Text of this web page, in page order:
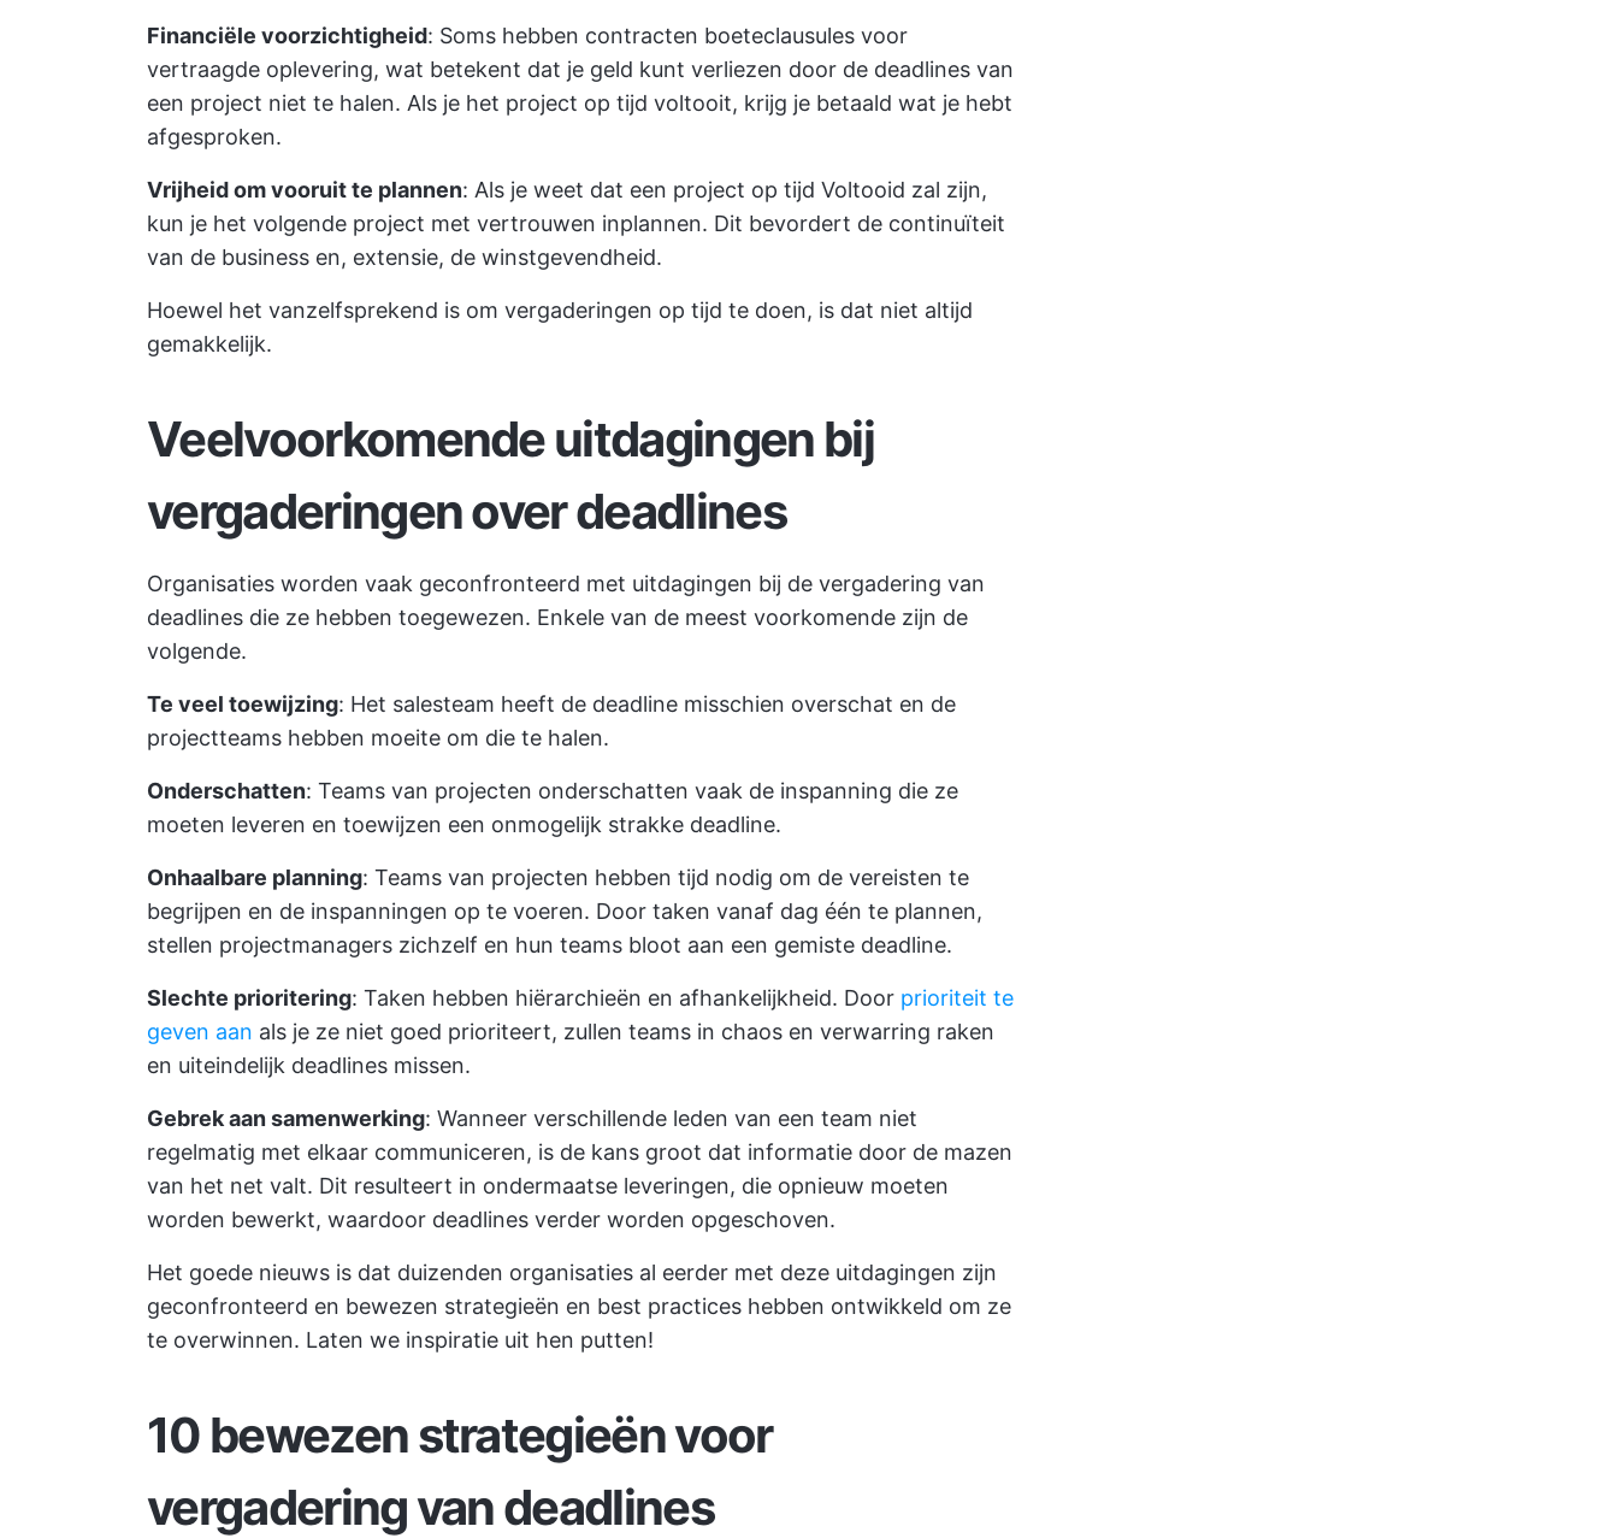
Financiële voorzichtigheid: Soms hebben contracten boeteclausules voor
vertraagde oplevering, wat betekent dat je geld kunt verliezen door de deadlines van
een project niet te halen. Als je het project op tijd voltooit, krijg je betaald wat je hebt
afgesproken.
Vrijheid om vooruit te plannen: Als je weet dat een project op tijd Voltooid zal zijn,
kun je het volgende project met vertrouwen inplannen. Dit bevordert de continuïteit
van de business en, extensie, de winstgevendheid.
Hoewel het vanzelfsprekend is om vergaderingen op tijd te doen, is dat niet altijd
gemakkelijk.
Veelvoorkomende uitdagingen bij
vergaderingen over deadlines
Organisaties worden vaak geconfronteerd met uitdagingen bij de vergadering van
deadlines die ze hebben toegewezen. Enkele van de meest voorkomende zijn de
volgende.
Te veel toewijzing: Het salesteam heeft de deadline misschien overschat en de
projectteams hebben moeite om die te halen.
Onderschatten: Teams van projecten onderschatten vaak de inspanning die ze
moeten leveren en toewijzen een onmogelijk strakke deadline.
Onhaalbare planning: Teams van projecten hebben tijd nodig om de vereisten te
begrijpen en de inspanningen op te voeren. Door taken vanaf dag één te plannen,
stellen projectmanagers zichzelf en hun teams bloot aan een gemiste deadline.
Slechte prioritering: Taken hebben hiërarchieën en afhankelijkheid. Door prioriteit te
geven aan als je ze niet goed prioriteert, zullen teams in chaos en verwarring raken
en uiteindelijk deadlines missen.
Gebrek aan samenwerking: Wanneer verschillende leden van een team niet
regelmatig met elkaar communiceren, is de kans groot dat informatie door de mazen
van het net valt. Dit resulteert in ondermaatse leveringen, die opnieuw moeten
worden bewerkt, waardoor deadlines verder worden opgeschoven.
Het goede nieuws is dat duizenden organisaties al eerder met deze uitdagingen zijn
geconfronteerd en bewezen strategieën en best practices hebben ontwikkeld om ze
te overwinnen. Laten we inspiratie uit hen putten!
10 bewezen strategieën voor
vergadering van deadlines